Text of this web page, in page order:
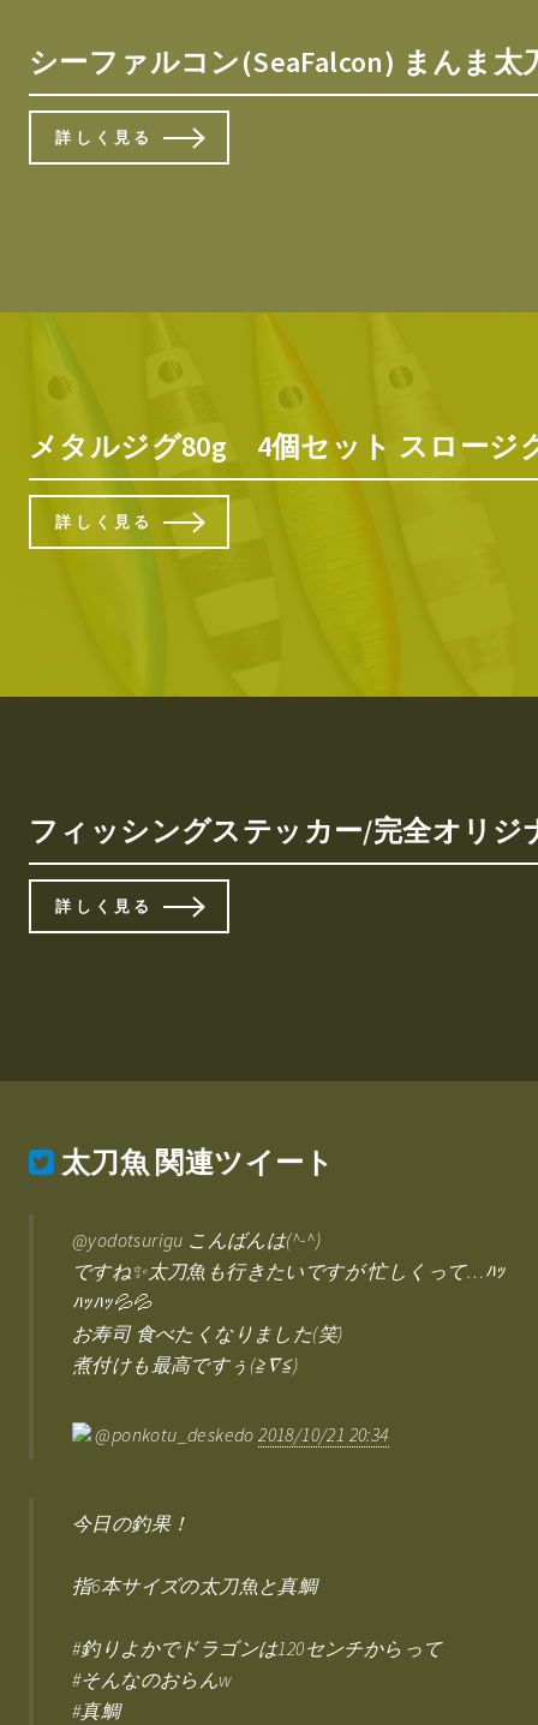
シーファルコン(SeaFalcon) まんま太
詳しく見る
メタルジグ80g 4個セット スロージ
詳しく見る
フィッシングステッカー/完全オリ
詳しく見る
太刀魚 関連ツイート
@yodotsurigu こんばんは(^-^)
ですね✨太刀魚も行きたいですが 忙しくって…ﾊｯ
ﾊｯﾊｯ💦💦
お寿司 食べたくなりました(笑)
煮付けも最高ですぅ(≧∇≦)
@ponkotu_deskedo2018/10/21 20:34
今日の釣果！
指6本サイズの太刀魚と真鯛
#釣りよかでドラゴンは120センチからって
#そんなのおらんw
#真鯛